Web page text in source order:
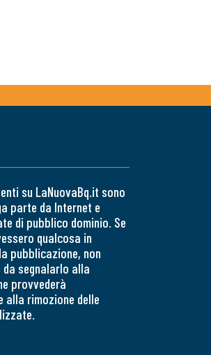
su LaNuovaBq.it sono
parte da Internet e
di pubblico dominio. Se
qualcosa in
pubblicazione, non
da segnalarlo alla
provvederà
alla rimozione delle